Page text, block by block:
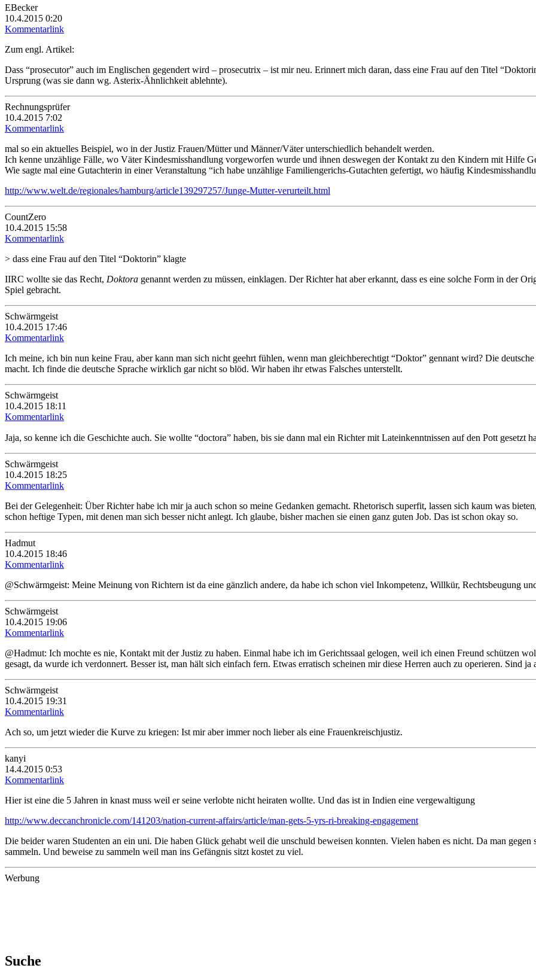
EBecker
10.4.2015 0:20
Kommentarlink
Zum engl. Artikel:
Dass “prosecutor” auch im Englischen gegendert wird – prosecutrix – ist mir neu. Erinnert mich daran, dass eine Frau auf den Titel
Ursprung (was sie dann wg. Asterix-Ähnlichkeit ablehnte).
Rechnungsprüfer
10.4.2015 7:02
Kommentarlink
mal so ein aktuelles Beispiel, wo in der Justiz Frauen/Mütter und Männer/Väter unterschiedlich behandelt werden.
Ich kenne unzählige Fälle, wo Väter Kindesmisshandlung vorgeworfen wurde und ihnen deswegen der Kontakt zu den Kindern mit Hilfe
Wie sagte mal eine Gutachterin in einer Veranstaltung “ich habe unzählige Familiengerichs-Gutachten gefertigt, wo häufig
http://www.welt.de/regionales/hamburg/article139297257/Junge-Mutter-verurteilt.html
CountZero
10.4.2015 15:58
Kommentarlink
> dass eine Frau auf den Titel “Doktorin” klagte
IIRC wollte sie das Recht, Doktora genannt werden zu müssen, einklagen. Der Richter hat aber erkannt, dass es eine solche Form in der
Spiel gebracht.
Schwärmgeist
10.4.2015 17:46
Kommentarlink
Ich meine, ich bin nun keine Frau, aber kann man sich nicht geehrt fühlen, wenn man gleichberechtigt “Doktor” gennant wird? Die
macht. Ich finde die deutsche Sprache wirklich gar nicht so blöd. Wir haben ihr etwas Falsches unterstellt.
Schwärmgeist
10.4.2015 18:11
Kommentarlink
Jaja, so kenne ich die Geschichte auch. Sie wollte “doctora” haben, bis sie dann mal ein Richter mit Lateinkenntnissen auf den Pott
Schwärmgeist
10.4.2015 18:25
Kommentarlink
Bei der Gelegenheit: Über Richter habe ich mir ja auch schon so meine Gedanken gemacht. Rhetorisch superfit, lassen sich kaum was
schon heftige Typen, mit denen man sich besser nicht anlegt. Ich glaube, bisher machen sie einen ganz guten Job. Das ist schon okay so.
Hadmut
10.4.2015 18:46
Kommentarlink
@Schwärmgeist: Meine Meinung von Richtern ist da eine gänzlich andere, da habe ich schon viel Inkompetenz, Willkür, Rechtsbeugung
Schwärmgeist
10.4.2015 19:06
Kommentarlink
@Hadmut: Ich mochte es nie, Kontakt mit der Justiz zu haben. Einmal habe ich im Gerichtssaal gelogen, weil ich einen Freund schützen
gesagt, da wurde ich verdonnert. Besser ist, man hält sich einfach fern. Etwas erratisch scheinen mir diese Herren auch zu operieren. Sind ja
Schwärmgeist
10.4.2015 19:31
Kommentarlink
Ach so, um jetzt wieder die Kurve zu kriegen: Ist mir aber immer noch lieber als eine Frauenkreischjustiz.
kanyi
14.4.2015 0:53
Kommentarlink
Hier ist eine die 5 Jahren in knast muss weil er seine verlobte nicht heiraten wollte. Und das ist in Indien eine vergewaltigung
http://www.deccanchronicle.com/141203/nation-current-affairs/article/man-gets-5-yrs-ri-breaking-engagement
Die beider waren Studenten an ein uni. Die haben Glück gehabt weil die unschuld beweisen konnten. Vielen haben es nicht. Da man
sammeln. Und beweise zu sammeln weil man ins Gefängnis sitzt kostet zu viel.
Werbung
Suche